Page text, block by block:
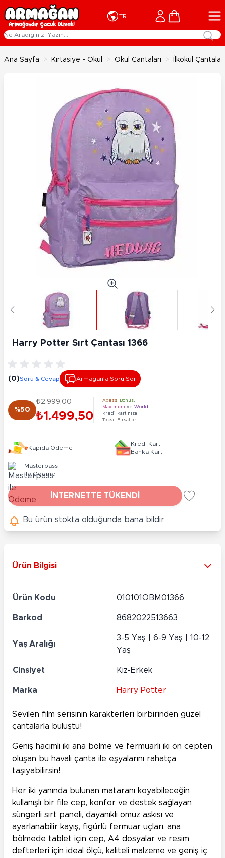
İçeriğe geç
TR Cart
Ana Sayfa > Kırtasiye - Okul > Okul Çantaları > İlkokul Çantaları
Harry Potter Sırt Çantası 1366
(0)Soru & Cevap Armağan’a Soru Sor
%50
₺2.999,00
₺1.499,50
Axess Bonus
Maximum ve World
Kredi Kartınıza
Taksit Fırsatları !
Kapıda Ödeme
Kredi Kartı
Banka Kartı
Masterpass
ile Ödeme
İNTERNETTE TÜKENDİ
Bu ürün stokta olduğunda bana bildir
Ürün Bilgisi
Ürün Kodu 010101OBM01366
Barkod 8682022513663
Yaş Aralığı
3-5 Yaş | 6-9 Yaş | 10-12
Yaş
Cinsiyet Kız-Erkek
Marka Harry Potter
Sevilen film serisinin karakterleri birbirinden güzel
çantalarla buluştu!
Geniş hacimli iki ana bölme ve fermuarlı iki ön cepten
oluşan bu havalı çanta ile eşyalarını rahatça
taşıyabilirsin!
Her iki yanında bulunan mataranı koyabileceğin
kullanışlı bir file cep, konfor ve destek sağlayan
süngerli sırt paneli, dayanıklı omuz askısı ve
ayarlanabilir kayış, figürlü fermuar uçları, ana
bölmede tablet için cep, A4 dosyalar ve resim
defterleri için ideal ölçü, kaliteli malzeme ve geniş iç